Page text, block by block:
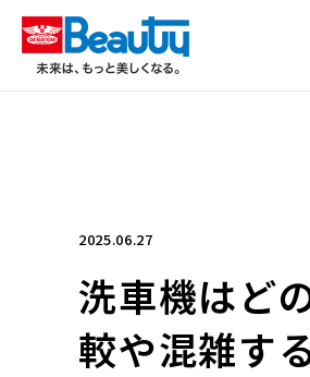
2025.06.27
洗車機はど
較や混雑す